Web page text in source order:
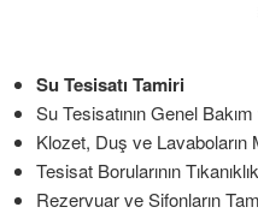
Su Tesisatı Tamiri
Su Tesisatının Genel
Klozet, Duş ve Lavaboların
Tesisat Borularının
Rezervuar ve Sifonların